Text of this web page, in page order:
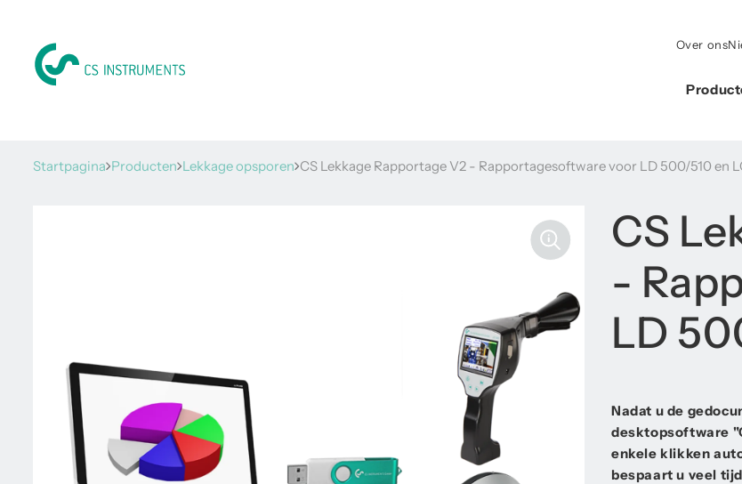
Over ons
Startpagina Producten Lekkage opsporen CS Lekkage Rapportage V2 - Rapportagesoftware voor LD 500/510 en
CS
-
LD
Nadat u de
desktopsoftware
enkele klikken
bespaart u veel